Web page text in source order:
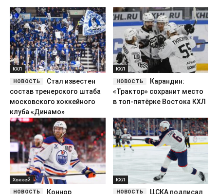
КХЛ
Стал известен
состав тренерского штаба
московского хоккейного
клуба «Динамо»
КХЛ
Карандин:
«Трактор» сохранит место
в топ-пятёрке Востока КХЛ
Хоккей
Коннор
КХЛ
ЦСКА подписал